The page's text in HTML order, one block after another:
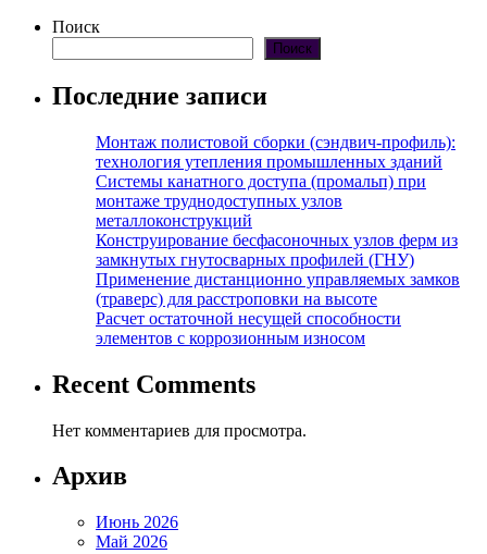
Поиск
Поиск
Последние записи
Монтаж полистовой сборки (сэндвич-профиль):
технология утепления промышленных зданий
Системы канатного доступа (промальп) при
монтаже труднодоступных узлов
металлоконструкций
Конструирование бесфасоночных узлов ферм из
замкнутых гнутосварных профилей (ГНУ)
Применение дистанционно управляемых замков
(траверс) для расстроповки на высоте
Расчет остаточной несущей способности
элементов с коррозионным износом
Recent Comments
Нет комментариев для просмотра.
Архив
Июнь 2026
Май 2026